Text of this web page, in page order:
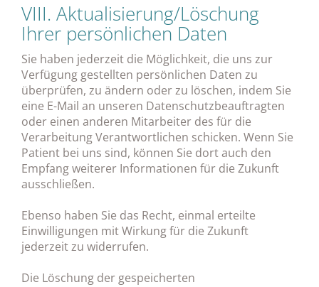
VIII. Aktualisierung/Löschung
Ihrer persönlichen Daten
Sie haben jederzeit die Möglichkeit, die uns zur
Verfügung gestellten persönlichen Daten zu
überprüfen, zu ändern oder zu löschen, indem Sie
eine E-Mail an unseren Datenschutzbeauftragten
oder einen anderen Mitarbeiter des für die
Verarbeitung Verantwortlichen schicken. Wenn Sie
Patient bei uns sind, können Sie dort auch den
Empfang weiterer Informationen für die Zukunft
ausschließen.
Ebenso haben Sie das Recht, einmal erteilte
Einwilligungen mit Wirkung für die Zukunft
jederzeit zu widerrufen.
Die Löschung der gespeicherten